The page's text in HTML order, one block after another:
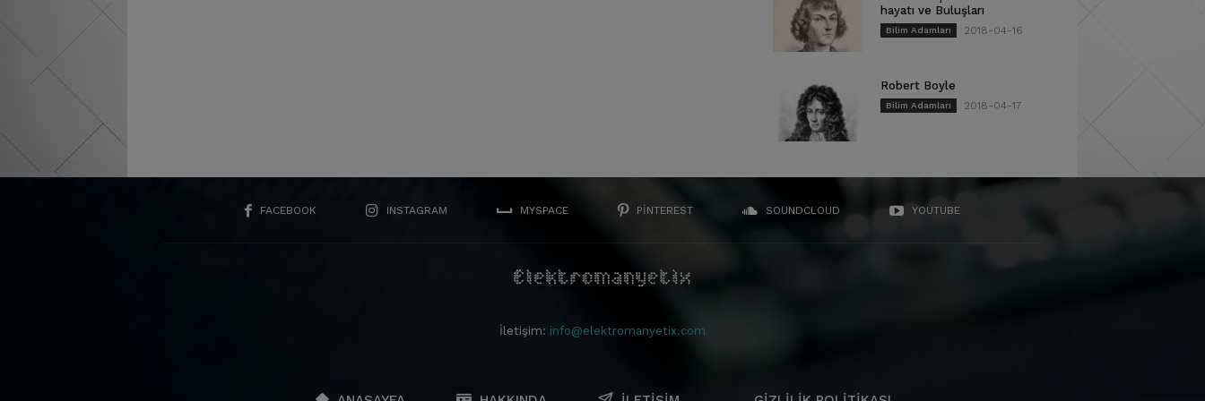
hayatı ve Buluşları
Bilim Adamları 2018-04-16
Robert Boyle
Bilim Adamları 2018-04-17
FACEBOOK INSTAGRAM MYSPACE PINTEREST SOUNDCLOUD YOUTUBE
İletişim: info@elektromanyetix.com